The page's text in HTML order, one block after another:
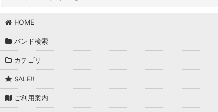
並び順
BAND/ARTIST T (商品一覧)
T-Bone Walker
T.Rex
Talking Heads
HOME
バンド検索
カテゴリ
SALE!!
ご利用案内